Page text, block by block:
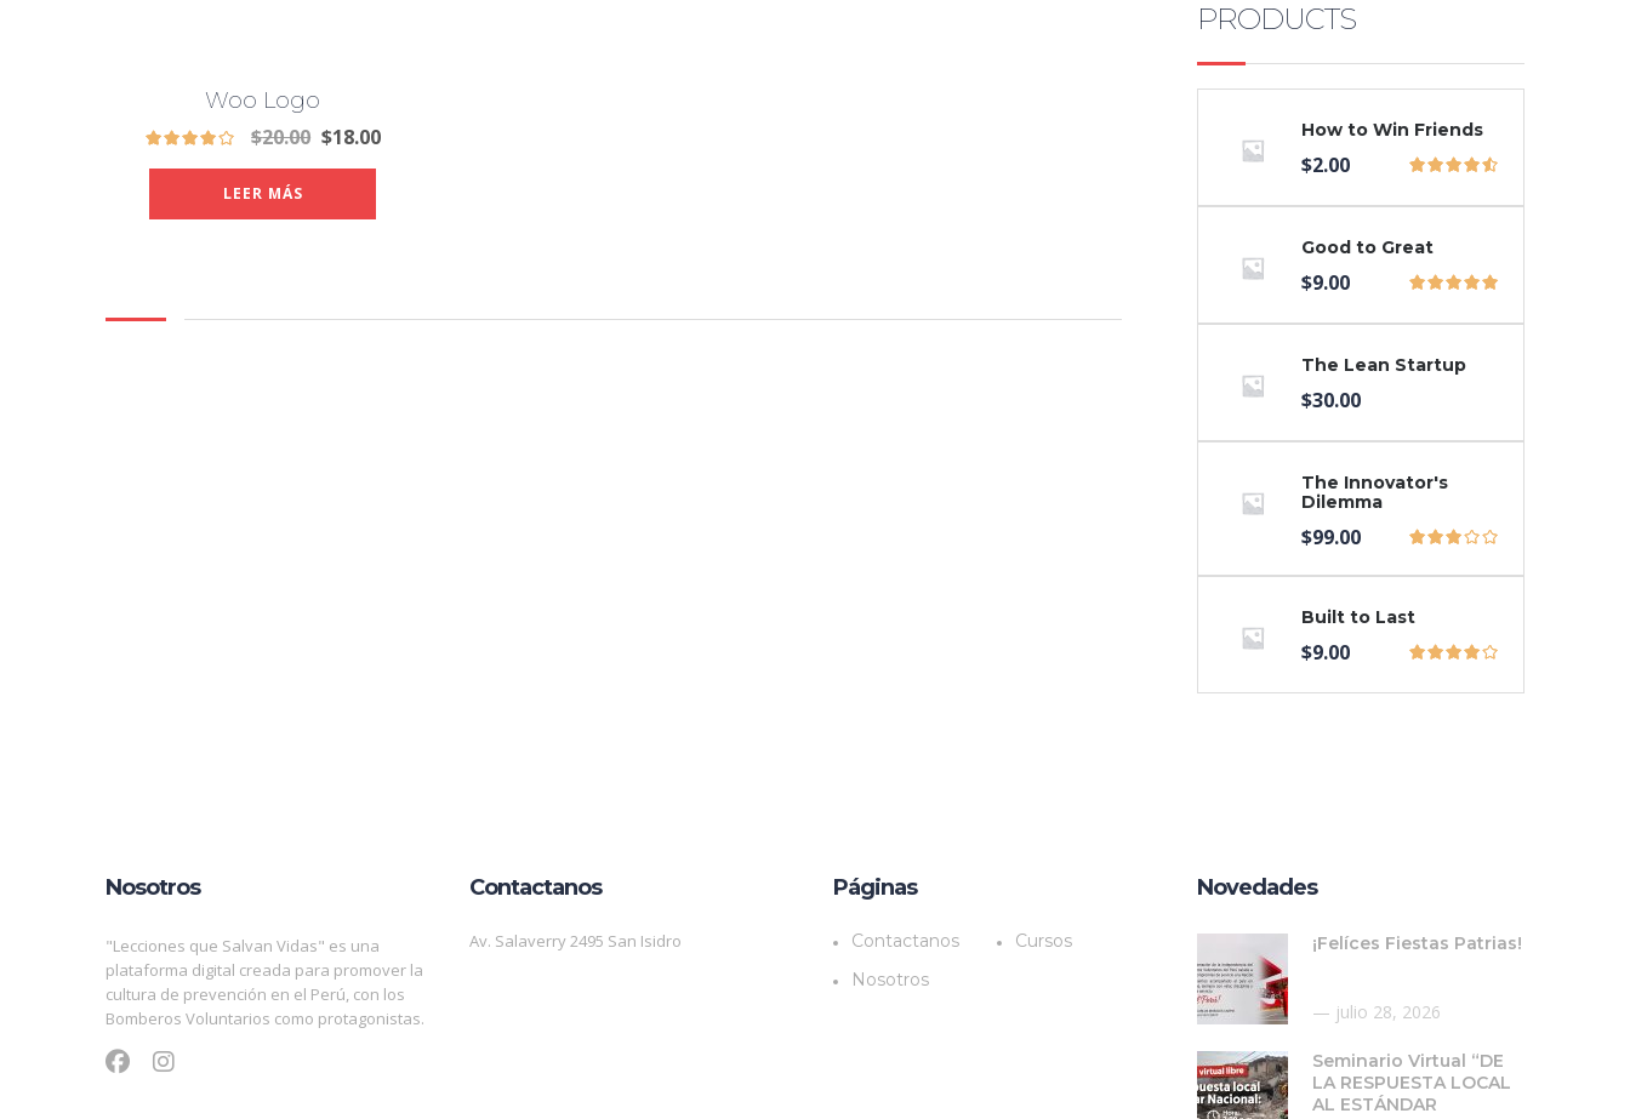
Woo Logo
$20.00 $18.00
LEER MÁS
PRODUCTS
How to Win Friends
$2.00
Good to Great
$9.00
The Lean Startup
$30.00
The Innovator's
Dilemma
$99.00
Built to Last
$9.00
Nosotros
"Lecciones que Salvan Vidas" es una
plataforma digital creada para promover la
cultura de prevención en el Perú, con los
Bomberos Voluntarios como protagonistas.
Contactanos
Av. Salaverry 2495 San Isidro
Páginas
Contactanos
Cursos
Nosotros
Novedades
¡Felíces Fiestas Patrias!
julio 28, 2026
Seminario Virtual “DE
LA RESPUESTA LOCAL
AL ESTÁNDAR